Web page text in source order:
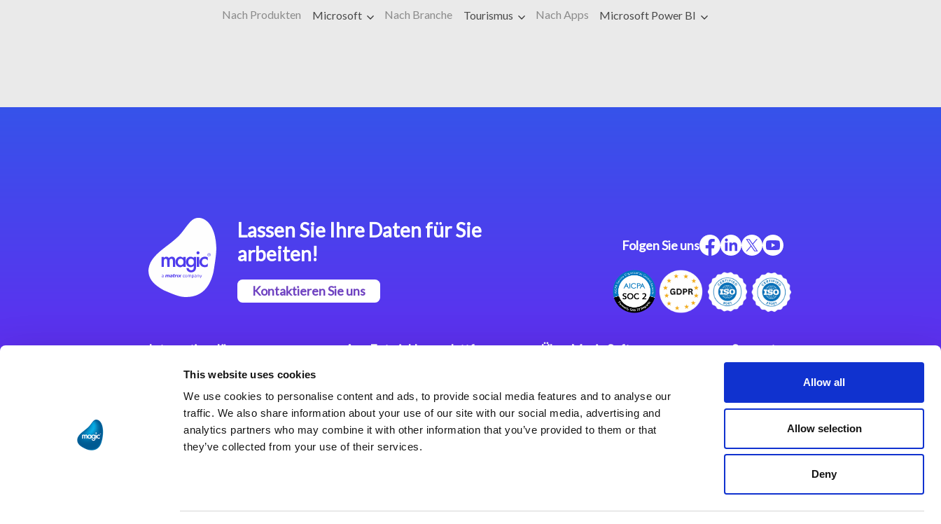
This website uses cookies
We use cookies to personalise content and ads, to provide social media features and to analyse our
traffic. We also share information about your use of our site with our social media, advertising and
analytics partners who may combine it with other information that you’ve provided to them or that
they’ve collected from your use of their services.
Allow all
Allow selection
Deny
Nach Produkten Microsoft Nach Branche Tourismus Nach Apps Microsoft Power BI
Lassen Sie Ihre Daten für Sie
arbeiten!
Kontaktieren Sie uns
Folgen Sie uns
Integrationslösungen
Magic xpi
Integrationsplattform
App Entwicklungsplattform
Plattform
Magic xpa Web Application
Framework
Über Magic Software
Karriere
Datenschutzerklärung
Weltweite Niederlassungen
Support
Impressum